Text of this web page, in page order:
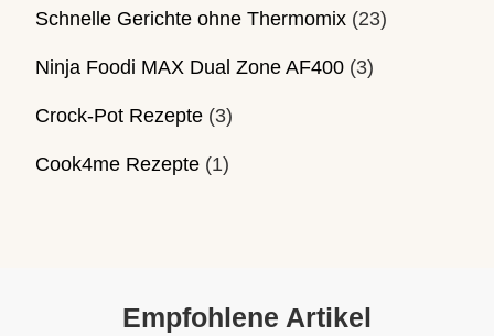
Schnelle Gerichte ohne Thermomix (23)
Ninja Foodi MAX Dual Zone AF400 (3)
Crock-Pot Rezepte (3)
Cook4me Rezepte (1)
Empfohlene Artikel